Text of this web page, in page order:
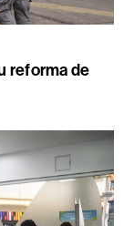
reforma de